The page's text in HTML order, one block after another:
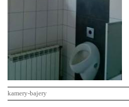
kamery-bajery